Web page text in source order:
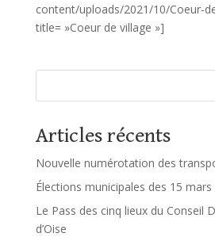
content/uploads/2021/10/Coeur-
title= »Coeur de village »]
Articles récents
Nouvelle numérotation des
Élections municipales des 15
Le Pass des cinq lieux du Conseil
d’Oise